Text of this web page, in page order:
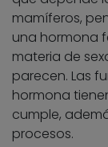
mamíferos,
una hormona
materia de
parecen. Las
hormona
cumple,
procesos.